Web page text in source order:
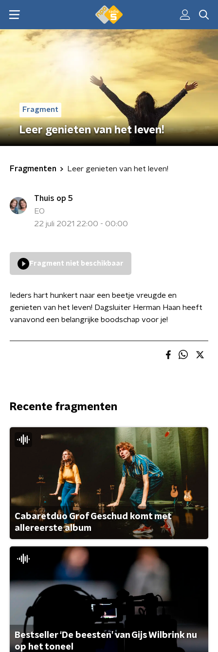
Fragment
Leer genieten van het leven!
Fragmenten Leer genieten van het leven!
Thuis op 5
EO
22 juli 2021 22:00 - 00:00
Fragment niet beschikbaar
Ieders hart hunkert naar een beetje vreugde en
genieten van het leven! Dagsluiter Herman Haan heeft
vanavond een belangrijke boodschap voor je!
Recente fragmenten
Cabaretduo Grof Geschud komt met
allereerste album
Bestseller ‘De beesten’ van Gijs Wilbrink nu
op het toneel